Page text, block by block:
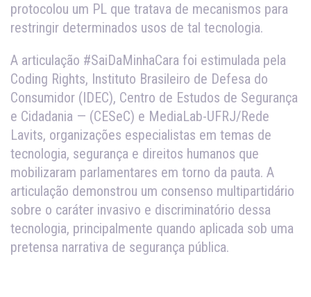
protocolou um PL que tratava de mecanismos para
restringir determinados usos de tal tecnologia.
A articulação #SaiDaMinhaCara foi estimulada pela
Coding Rights, Instituto Brasileiro de Defesa do
Consumidor (IDEC), Centro de Estudos de Segurança
e Cidadania — (CESeC) e MediaLab-UFRJ/Rede
Lavits, organizações especialistas em temas de
tecnologia, segurança e direitos humanos que
mobilizaram parlamentares em torno da pauta. A
articulação demonstrou um consenso multipartidário
sobre o caráter invasivo e discriminatório dessa
tecnologia, principalmente quando aplicada sob uma
pretensa narrativa de segurança pública.